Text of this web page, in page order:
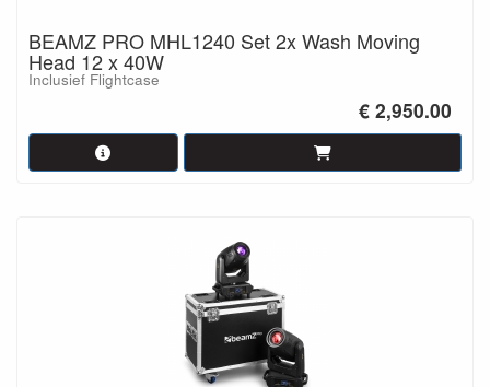
BEAMZ PRO MHL1240 Set 2x Wash Moving
Head 12 x 40W
Inclusief Flightcase
€ 2,950.00